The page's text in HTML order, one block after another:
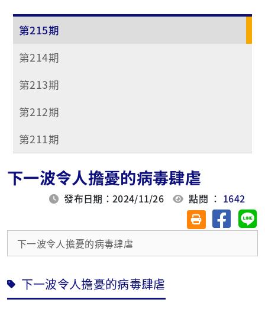
第215期
第214期
第213期
第212期
第211期
下一波令人擔憂的病毒肆虐
發布日期：2024/11/26 點閱 ： 1642
友善列印(另開視
分享至
下一波令人擔憂的病毒肆虐
下一波令人擔憂的病毒肆虐